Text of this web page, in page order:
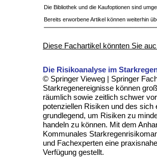
Die Bibliothek und die Kaufoptionen sind
Bereits erworbene Artikel können weiterhin
Diese Fachartikel könnten Sie
Die Risikoanalyse im
© Springer Vieweg | Springer
Starkregenereignisse können
räumlich sowie zeitlich schwer
potenziellen Risiken und des
grundlegend, um Risiken zu
handeln zu können. Mit dem
Kommunales
und Fachexperten eine
Verfügung gestellt.